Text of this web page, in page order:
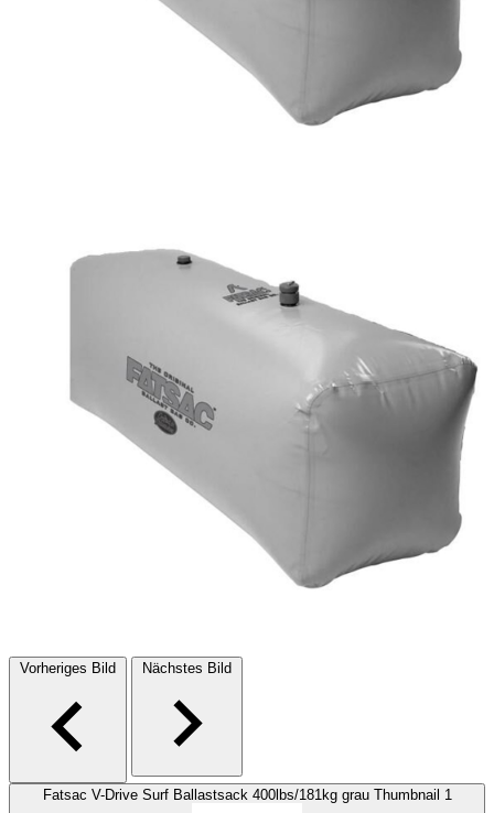
Vorheriges Bild Nächstes Bild
Fatsac V-Drive Surf Ballastsack 400lbs/181kg grau Thumbnail 1